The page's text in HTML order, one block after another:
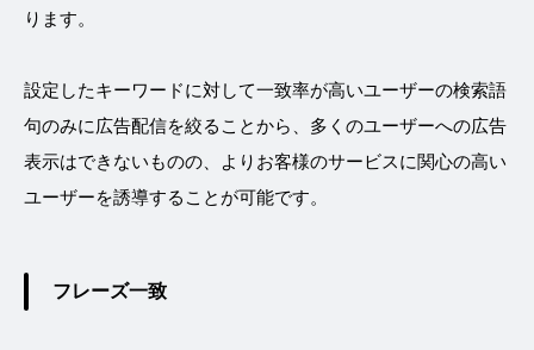
ります。
設定したキーワードに対して一致率が高いユーザーの検索語
句のみに広告配信を絞ることから、多くのユーザーへの広告
表示はできないものの、よりお客様のサービスに関心の高い
ユーザーを誘導することが可能です。
フレーズ一致